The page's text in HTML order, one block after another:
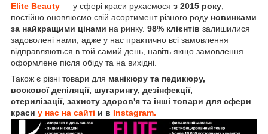
Elite Beauty — у сфері краси рухаємося з 2015 року
постійно оновлюємо свій асортимент різного роду новинками
за найкращими цінами на ринку. 98% клієнтів залишилися
задоволені нами, адже у нас практично всі замовлення
відправляються в той самий день, навіть якщо замовлення
оформлене після обіду та на вихідні.
Також є різні товари для манікюру та педикюру,
воскової депіляції, шугарингу, дезінфекції,
стерилізації, захисту здоров'я та інші товари для сфери
краси у нас на сайті и в Instagram.